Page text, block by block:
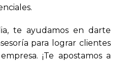
te ayudamos en darte
para lograr clientes
¡Te apostamos a